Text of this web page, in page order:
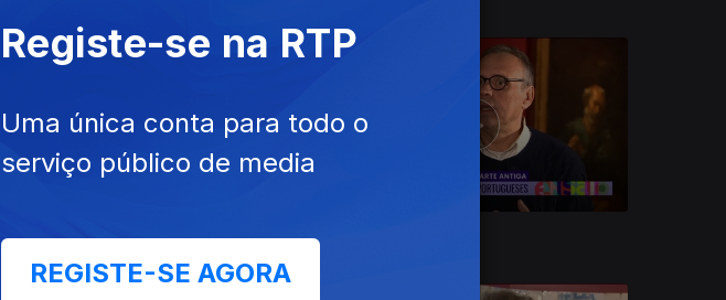
11 dez. 2023
Registe-se na RTP
Uma única conta para todo o
serviço público de media
REGISTE-SE AGORA